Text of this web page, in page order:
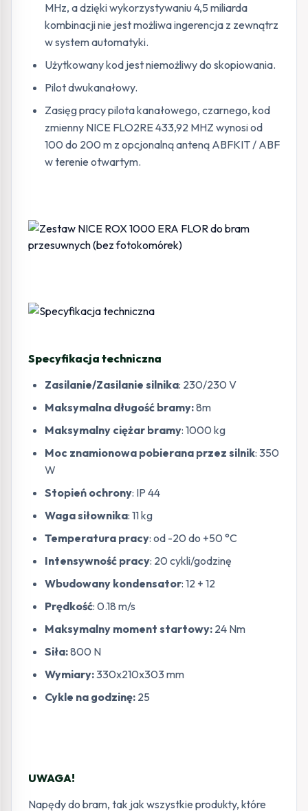
MHz, a dzięki wykorzystywaniu 4,5 miliarda
kombinacji nie jest możliwa ingerencja z zewnątrz
w system automatyki.
Użytkowany kod jest niemożliwy do skopiowania.
Pilot dwukanałowy.
Zasięg pracy pilota kanałowego, czarnego, kod
zmienny NICE FLO2RE 433,92 MHZ wynosi od
100 do 200 m z opcjonalną anteną ABFKIT / ABF
w terenie otwartym.
Specyfikacja techniczna
Zasilanie/Zasilanie silnika: 230/230 V
Maksymalna długość bramy:8m
Maksymalny ciężar bramy: 1000 kg
Moc znamionowa pobierana przez silnik: 350
W
Stopień ochrony: IP 44
Waga siłownika: 11 kg
Temperatura pracy: od -20 do +50 °C
Intensywność pracy: 20 cykli/godzinę
Wbudowany kondensator: 12 + 12
Prędkość: 0.18 m/s
Maksymalny moment startowy: 24 Nm
Siła:800 N
Wymiary:330x210x303 mm
Cykle na godzinę: 25
UWAGA!
Napędy do bram, tak jak wszystkie produkty, które